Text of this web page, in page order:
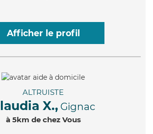
Afficher le profil
ALTRUISTE
X., Gignac
à 5km de chez Vous